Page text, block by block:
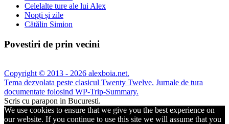
Celelalte ture ale lui Alex
Nopți și zile
Cătălin Simion
Povestiri de prin vecini
Copyright © 2013 - 2026 alexboia.net.
Tema dezvolata peste clasicul Twenty Twelve. Jurnale de tura
documentate folosind WP-Trip-Summary.
Scris cu parapon in Bucuresti.
We use cookies to ensure that we give you the best experience on
our website. If you continue to use this site we will assume that you